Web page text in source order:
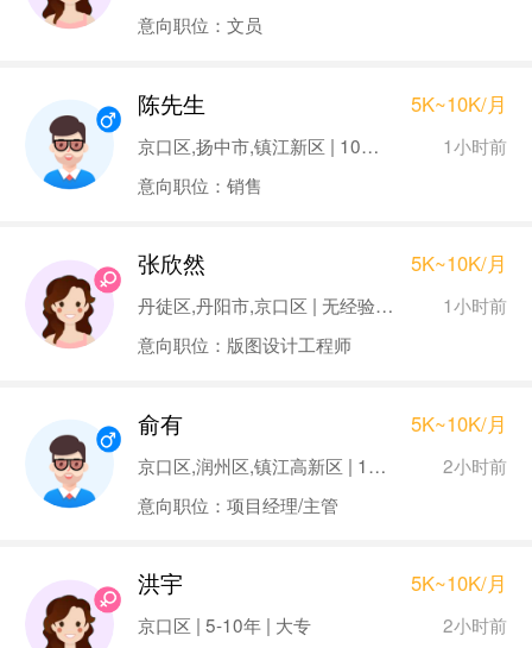
意向职位：文员
陈先生 5K~10K/月
京口区,扬中市,镇江新区 | 10年以上 | 大专
1小时前
意向职位：销售
张欣然 5K~10K/月
丹徒区,丹阳市,京口区 | 无经验 | 本科
1小时前
意向职位：版图设计工程师
俞有 5K~10K/月
京口区,润州区,镇江高新区 | 10年以上 | 本科
2小时前
意向职位：项目经理/主管
洪宇 5K~10K/月
京口区 | 5-10年 | 大专
2小时前